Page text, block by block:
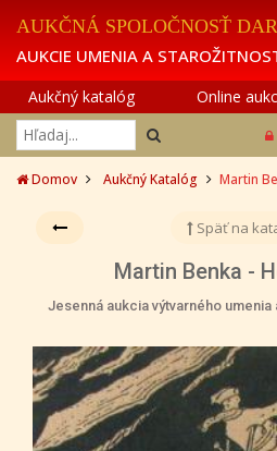
AUKČNÁ SPOLOČNOSŤ
AUKCIE UMENIA A
Aukčný katalóg Online
Domov Aukčný Katalóg Martin
Späť na
Martin Benka -
Jesenná aukcia výtvarného